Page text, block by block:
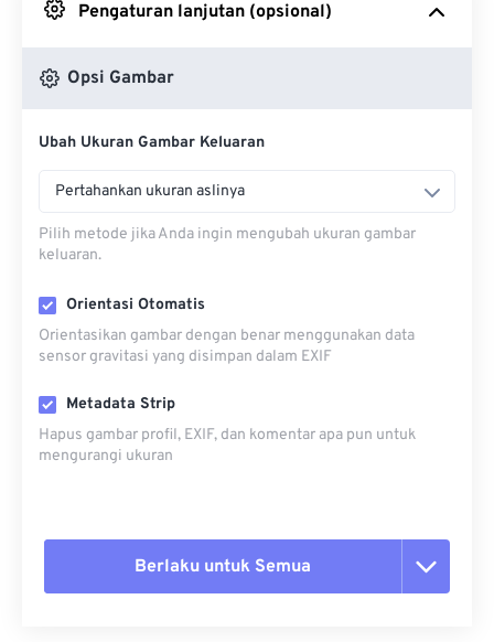
Pengaturan lanjutan (opsional)
Opsi Gambar
Ubah Ukuran Gambar Keluaran
Pertahankan ukuran aslinya
Pilih metode jika Anda ingin mengubah ukuran gambar
keluaran.
Orientasi Otomatis
Orientasikan gambar dengan benar menggunakan data
sensor gravitasi yang disimpan dalam EXIF
Metadata Strip
Hapus gambar profil, EXIF, dan komentar apa pun untuk
mengurangi ukuran
Berlaku untuk Semua